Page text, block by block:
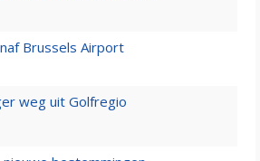
Brussels Airport
weg uit Golfregio